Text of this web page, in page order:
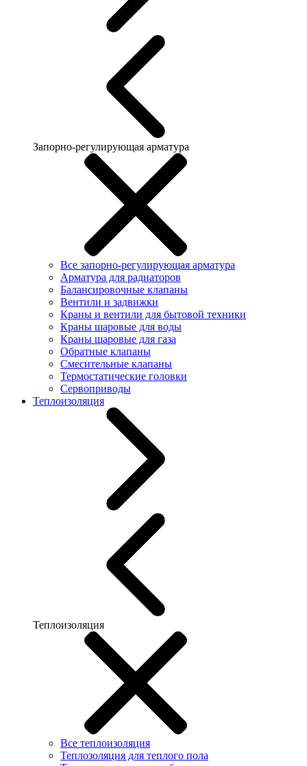
Запорно-регулирующая арматура
Все запорно-регулирующая арматура
Арматура для радиаторов
Балансировочные клапаны
Вентили и задвижки
Краны и вентили для бытовой техники
Краны шаровые для воды
Краны шаровые для газа
Обратные клапаны
Смесительные клапаны
Термостатические головки
Сервоприводы
Теплоизоляция
Теплоизоляция
Все теплоизоляция
Теплозоляция для теплого пола